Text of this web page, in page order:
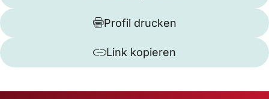
Profil drucken
Link kopieren